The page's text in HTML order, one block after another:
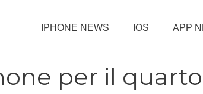
IPHONE NEWS IOS APP
per il quarto